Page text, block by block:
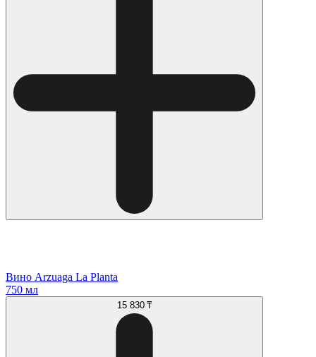
Вино Arzuaga La Planta
750 мл
15 830 ₸